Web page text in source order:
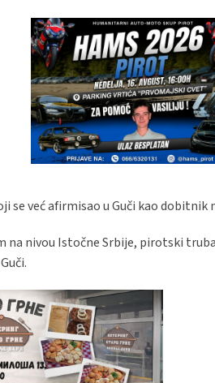
se već afirmisao u Guči kao
na nivou Istočne Srbije, pirotski